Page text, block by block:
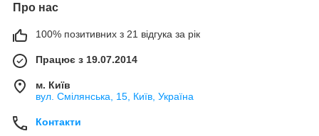
Про нас
100% позитивних з 21 відгука за рік
Працює з 19.07.2014
м. Київ
вул. Смілянська, 15, Київ, Україна
Контакти